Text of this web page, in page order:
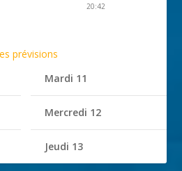
20:42
prévisions
Mardi 11
Mercredi 12
Jeudi 13